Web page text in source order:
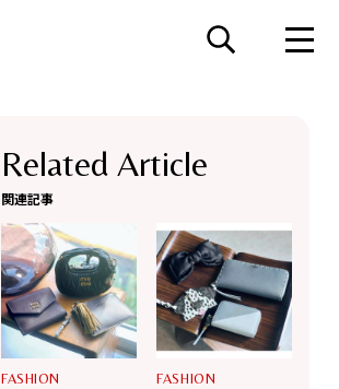
Related Article
関連記事
FASHION FASHION